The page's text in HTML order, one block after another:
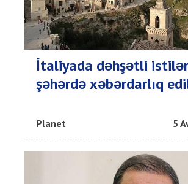
İtaliyada dəhşətli
şəhərdə xəbərdarlıq
Planet 5